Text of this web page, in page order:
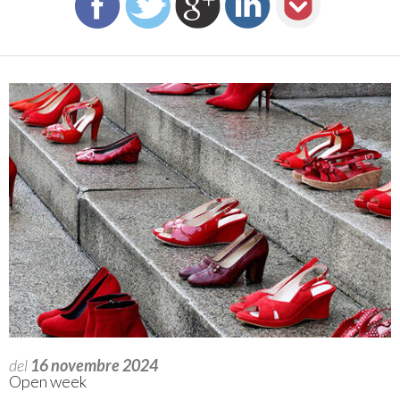
del 16 novembre 2024
Open week